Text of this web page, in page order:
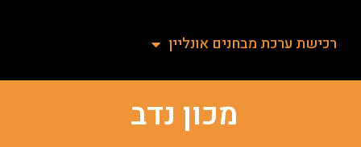
רכישת ערכת מבחנים אונליין
מכון נדב